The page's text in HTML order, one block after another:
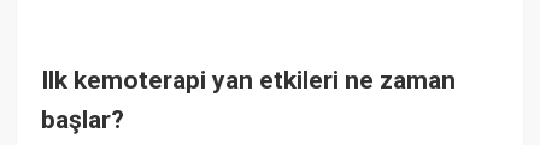
Ilk kemoterapi yan etkileri ne zaman
başlar?